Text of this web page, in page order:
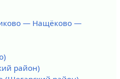
— Нащёково —
район)